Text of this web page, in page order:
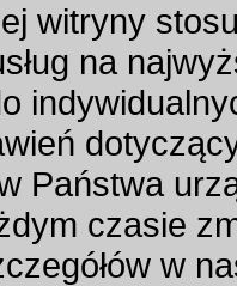
witryny
na
Państwa
czasie
w